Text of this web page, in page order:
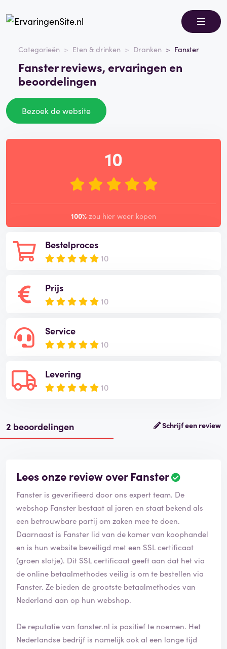
Categorieën Eten & drinken Dranken Fanster
Fanster reviews, ervaringen en
beoordelingen
Bezoek de website
Bestelproces
10
Prijs
10
Service
10
Levering
10
10
100% zou hier weer kopen
2 beoordelingen Schrijf een review
Lees onze review over Fanster
Fanster is geverifieerd door ons expert team. De
webshop Fanster bestaat al jaren en staat bekend als
een betrouwbare partij om zaken mee te doen.
Daarnaast is Fanster lid van de kamer van koophandel
en is hun website beveiligd met een SSL certificaat
(groen slotje). Dit SSL certificaat geeft aan dat het via
de online betaalmethodes veilig is om te bestellen via
Fanster. Ze bieden de grootste betaalmethodes van
Nederland aan op hun webshop.
De reputatie van fanster.nl is positief te noemen. Het
Nederlandse bedrijf is namelijk ook al een lange tijd